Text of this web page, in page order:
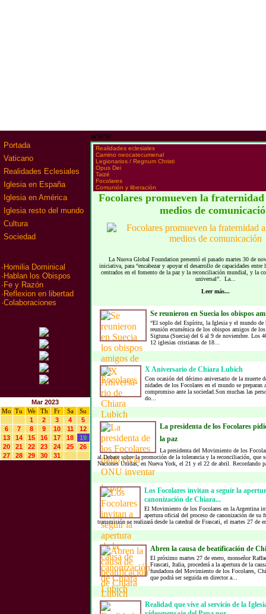
Portada
Vaticano
Realidades Eclesiales
Iglesia en España
Iglesia en América
Iglesia resto del mundo
Cultura
Sociedad
· Homilia Dominical
· Hablan los Obispos
· Fe y Razón
· Reflexion en libertad
·Colaboraciones
Mar 2023
Mo
Tu We Th Fr Sa
Su
1
2 3 4
5
6
7 8 9 10 11
12
13
14 15 16 17 18
19
20
21 22 23 24 25
26
27
28 29 30 31
www
·Realidades eclesiales
·Camino neocatecumenal
·Legionarios / Regnum Christi
·Opus Dei
·Taizé
·Focolares
·Comunión y liberación
Focolares promueven la
medios de
La Nuova Global Foundation presentó el pasado martes 30 de
iniciativa, para “encabezar y apoyar el desarrollo de capacidades
centrados en el fomento de la paz y la reconciliación mundial, y la
universal”. La...
Leer más...
Se reunieron en Suecia los obispos
“El soplo del Espíritu, la Iglesia y el mundo de
reunión ecuménica de los obispos amigos de
Sigtuna (Suecia) del 6 al 9 de noviembre. Los
12 iglesias cristianas de 18...
X Aniver­sa­rio de Chia­ra Lu­bich
Con oca­sión del dé­ci­mo aniver­sa­rio de la muer­te
ni­da­des de los Fo­co­la­res en el mun­do se pre­pa­ran
com­pro­mi­so ante la so­cie­dad.Son mu­chas las
do...
La presidenta de los Focolares
la paz
La presidenta del Movimiento de los
al Debate sobre la promoción de la tolerancia y la reconciliación, que
Naciones Unidas, en Nueva York, el 21 y el 22 de abril. Recordando
Los Focolares invitan a seguir la
canonización de Chiara...
El Movimiento de los Focolares en la Argentina
apertura oficial del proceso de canonización de su
transmisión se realizará desde la catedral de Frascati, el martes 27 de
Abren la causa de beatificación de
El próximo martes 27 de enero, monseñor
Frascati, Italia, procederá a la apertura de la
fundadora del Movimiento de los Focolares,
que podrá ser seguida en director a...
Realidad que vive al servicio de la